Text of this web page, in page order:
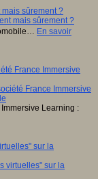
sûrement ?
En savoir
France Immersive
Learning :
sur la